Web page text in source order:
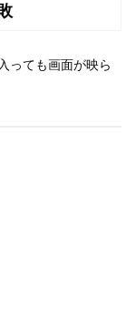
っても画面が映ら